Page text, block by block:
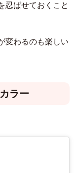
忍ばせておくこと
変わるのも楽しい
ラー